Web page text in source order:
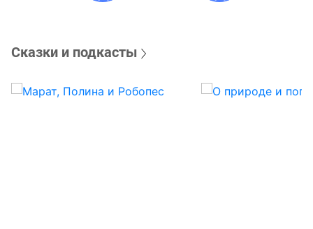
Сказки и подкасты